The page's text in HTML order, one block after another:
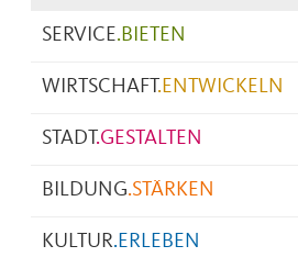
SERVICE.BIETEN
WIRTSCHAFT.ENTWICKELN
STADT.GESTALTEN
BILDUNG.STÄRKEN
KULTUR.ERLEBEN